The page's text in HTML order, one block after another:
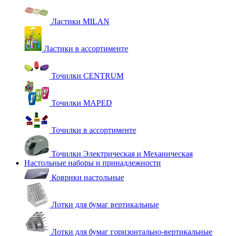
Ластики MILAN
Ластики в ассортименте
Точилки CENTRUM
Точилки MAPED
Точилки в ассортименте
Точилки Электрическая и Механическая
Настольные наборы и принадлежности
Коврики настольные
Лотки для бумаг вертикальные
Лотки для бумаг горизонтально-вертикальные